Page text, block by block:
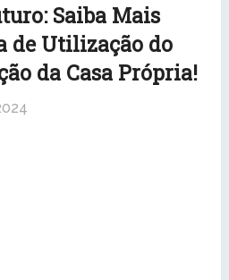
Saiba Mais
de Utilização do
da Casa Própria!